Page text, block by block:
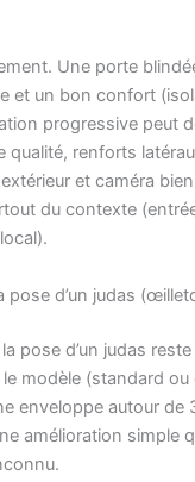
Une porte
et un bon confort
progressive peut
qualité, renforts
et caméra
du contexte
pose d’un judas
pose d’un judas
modèle (standard ou
enveloppe autour de
amélioration simple